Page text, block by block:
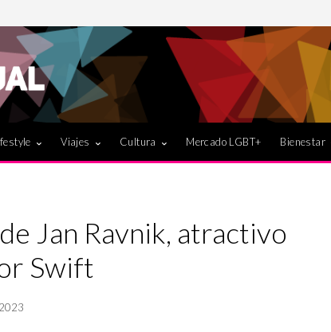
Viajes Cultura Mercado LGBT+ Bienestar
Jan Ravnik, atractivo
Swift